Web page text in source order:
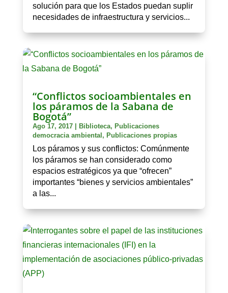
solución para que los Estados puedan suplir
necesidades de infraestructura y servicios...
“Conflictos socioambientales en
los páramos de la Sabana de
Bogotá”
Ago 17, 2017| Biblioteca, Publicaciones
democracia ambiental , Publicaciones propias
Los páramos y sus conflictos: Comúnmente
los páramos se han considerado como
espacios estratégicos ya que “ofrecen”
importantes “bienes y servicios ambientales”
a las...